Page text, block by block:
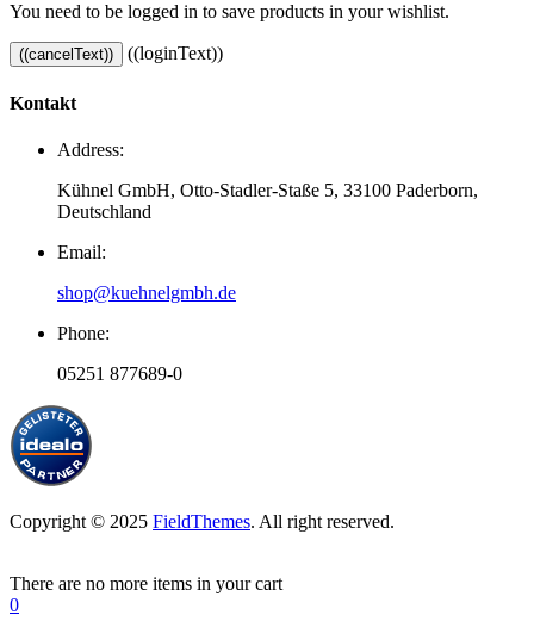
You need to be logged in to save products in your wishlist.
((cancelText)) ((loginText))
Kontakt
Address:
Kühnel GmbH, Otto-Stadler-Staße 5, 33100 Paderborn,
Deutschland
Email:
shop@kuehnelgmbh.de
Phone:
05251 877689-0
Copyright © 2025 FieldThemes. All right reserved.
There are no more items in your cart
0